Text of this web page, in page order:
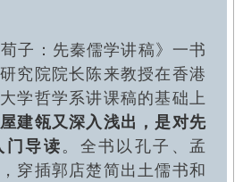
荀子：先秦儒学讲稿》一书
究院院长陈来教授在香港
学哲学系讲课稿的基础上
建瓴又深入浅出，是对先
门导读。 全书以孔子、孟
穿插郭店楚简出土儒书和